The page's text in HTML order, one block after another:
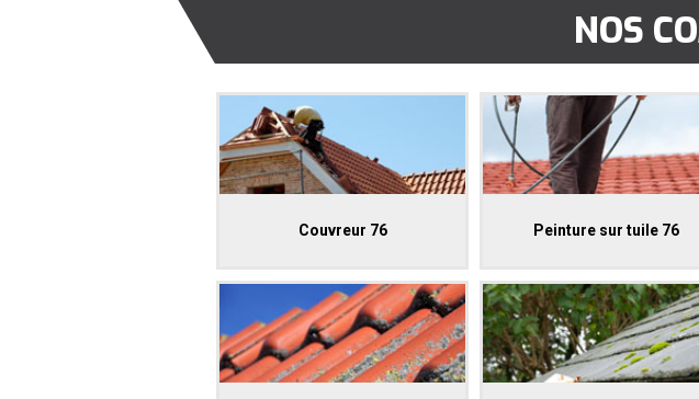
NOS
Couvreur 76 Peinture sur tuile 76